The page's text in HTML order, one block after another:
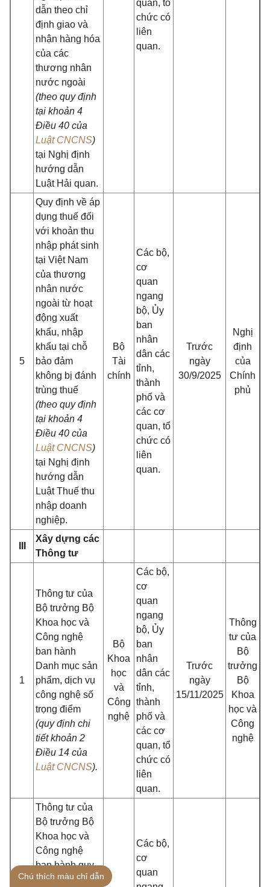
dẫn theo chỉ
định giao và
nhận hàng hóa
của các
thương nhân
nước ngoài
(theo quy định
tại khoản 4
Điều 40 của
Luật CNCNS)
tại Nghị định
hướng dẫn
Luật Hải quan.
quan, tổ
chức có
liên
quan.
5
Quy định về áp
dụng thuế đối
với khoản thu
nhập phát sinh
tại Việt Nam
của thương
nhân nước
ngoài từ hoạt
động xuất
khẩu, nhập
khẩu tại chỗ
bảo đảm
không bị đánh
trùng thuế
(theo quy định
tại khoản 4
Điều 40 của
Luật CNCNS)
tại Nghị định
hướng dẫn
Luật Thuế thu
nhập doanh
nghiệp.
Bộ
Tài
chính
Các bộ,
cơ
quan
ngang
bộ, Ủy
ban
nhân
dân các
tỉnh,
thành
phố và
các cơ
quan, tổ
chức có
liên
quan.
Trước
ngày
30/9/2025
Nghị
định
của
Chính
phủ
Xây dựng các
Thông tư
1
Thông tư của
Bộ trưởng Bộ
Khoa học và
Công nghệ
ban hành
Danh mục sản
phẩm, dịch vụ
công nghệ số
trọng điểm
(quy định chi
tiếtkhoản 2
Điều 14 của
Luật CNCNS).
Bộ
Khoa
học
và
Công
nghệ
Các bộ,
cơ
quan
ngang
bộ, Ủy
ban
nhân
dân các
tỉnh,
thành
phố và
các cơ
quan, tổ
chức có
liên
quan.
Trước
ngày
15/11/2025
Thông
tư của
Bộ
trưởng
Bộ
Khoa
học và
Công
nghệ
Thông tư của
Bộ trưởng Bộ
Khoa học và
Công nghệ
ban hành quy
định về sản
Các bộ,
cơ
quan
Chú thích màu chỉ dẫn